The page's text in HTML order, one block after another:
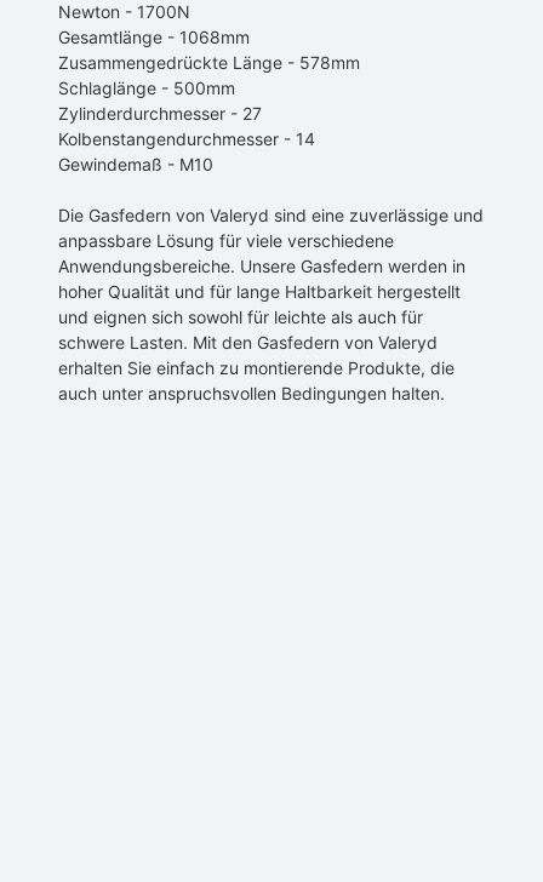
Newton - 1700N
Gesamtlänge - 1068mm
Zusammengedrückte Länge - 578mm
Schlaglänge - 500mm
Zylinderdurchmesser - 27
Kolbenstangendurchmesser - 14
Gewindemaß - M10
Die Gasfedern von Valeryd sind eine zuverlässige und
anpassbare Lösung für viele verschiedene
Anwendungsbereiche. Unsere Gasfedern werden in
hoher Qualität und für lange Haltbarkeit hergestellt
und eignen sich sowohl für leichte als auch für
schwere Lasten. Mit den Gasfedern von Valeryd
erhalten Sie einfach zu montierende Produkte, die
auch unter anspruchsvollen Bedingungen halten.